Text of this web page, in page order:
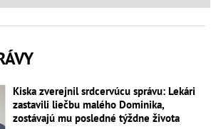
Kiska zverejnil srdcervúcu správu: Lekári
zastavili liečbu malého Dominika,
zostávajú mu posledné týždne života